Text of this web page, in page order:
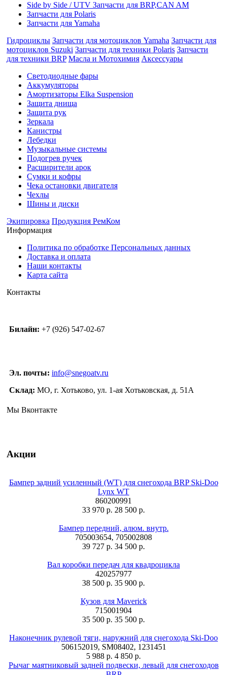
Side by Side / UTV Запчасти для BRP,CAN AM
Запчасти для Polaris
Запчасти для Yamaha
Гидроциклы Запчасти для мотоциклов Yamaha Запчасти для
мотоциклов Suzuki Запчасти для техники Polaris Запчасти
для техники BRP Масла и Мотохимия Аксессуары
Cветодиодные фары
Аккумуляторы
Амортизаторы Elka Suspension
Защита днища
Защита рук
Зеркала
Канистры
Лебедки
Музыкальные системы
Подогрев ручек
Расширители арок
Сумки и кофры
Чека остановки двигателя
Чехлы
Шины и диски
Экипировка Продукция РемКом
Информация
Политика по обработке Персональных данных
Доставка и оплата
Наши контакты
Карта сайта
Контакты
Билайн: +7 (926) 547-02-67
Эл. почты: info@snegoatv.ru
Склад: МО, г. Хотьково, ул. 1-ая Хотьковская, д. 51А
Мы Вконтакте
Акции
Бампер задний усиленный (WT) для снегохода BRP Ski-Doo
Lynx WT
860200991
33 970 р. 28 500 р.
Бампер передний, алюм. внутр.
705003654, 705002808
39 727 р. 34 500 р.
Вал коробки передач для квадроцикла
420257977
38 500 р. 35 900 р.
Кузов для Maverick
715001904
35 500 р. 35 500 р.
Наконечник рулевой тяги, наружний для снегохода Ski-Doo
506152019, SM08402, 1231451
5 988 р. 4 850 р.
Рычаг маятниковый задней подвески, левый для снегоходов